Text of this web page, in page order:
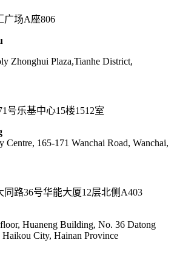
广场A座806
Zhonghui Plaza,Tianhe District,
号乐基中心15楼1512室
Centre, 165-171 Wanchai Road, Wanchai,
路36号华能大厦12层北侧A403
Huaneng Building, No. 36 Datong
City, Hainan Province